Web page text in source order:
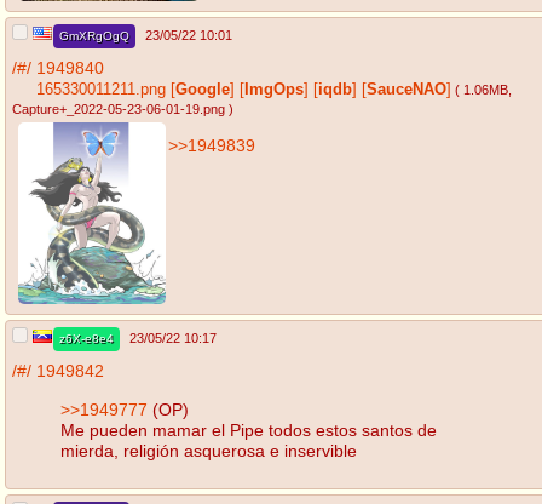
GmXRgOgQ 23/05/22 10:01
/#/ 1949840
165330011211.png Google ImgOps iqdb SauceNAO ( 1.06MB
Capture+_2022-05-23-06-01-19.png )
>>1949839
z6X-e8e4 23/05/22 10:17
/#/ 1949842
>>1949777 (OP)
Me pueden mamar el Pipe todos estos santos de
mierda, religión asquerosa e inservible